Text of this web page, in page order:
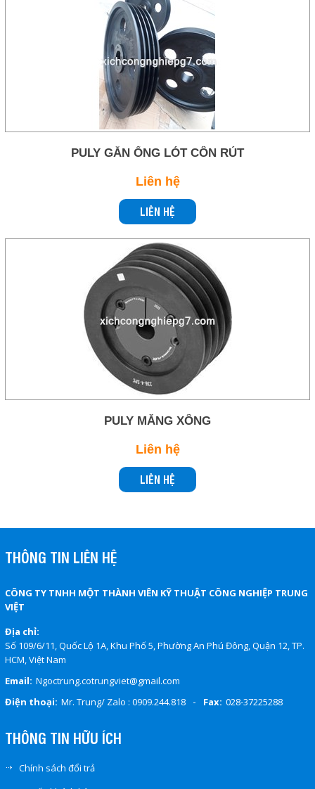
PULY GẮN ỐNG LÓT CÔN RÚT
Liên hệ
LIÊN HỆ
PULY MĂNG XÔNG
Liên hệ
LIÊN HỆ
THÔNG TIN LIÊN HỆ
CÔNG TY TNHH MỘT THÀNH VIÊN KỸ THUẬT CÔNG NGHIỆP TRUNG
VIỆT
Địa chỉ:
Số 109/6/11, Quốc Lộ 1A, Khu Phố 5, Phường An Phú Đông, Quận 12, TP.
HCM, Việt Nam
Email: Ngoctrung.cotrungviet@gmail.com
Điện thoại: Mr. Trung/ Zalo : 0909.244.818 - Fax: 028-37225288
THÔNG TIN HỮU ÍCH
Chính sách đổi trả